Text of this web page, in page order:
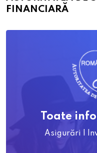
FINANCIARĂ
Toate
Asigurări |